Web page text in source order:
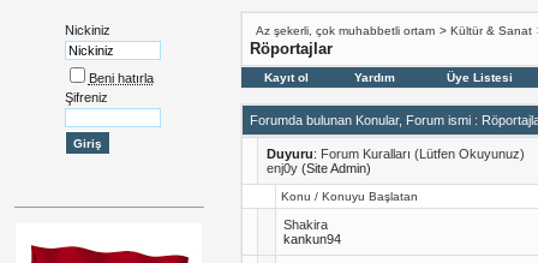
Nickiniz
Beni hatırla
Şifreniz
Az şekerli, çok muhabbetli ortam > Kültür & Sanat
Röportajlar
Kayıt ol Yardım Üye Listesi
Forumda bulunan Konular, Forum ismi :
Duyuru: Forum Kuralları (Lütfen Okuyunuz)
enj0y (Site Admin)
Konu / Konuyu Başlatan
Shakira
kankun94